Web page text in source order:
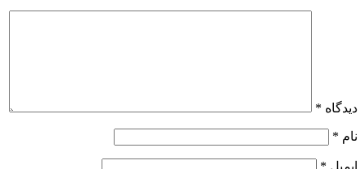
دیدگاه *
نام *
ایمیل *